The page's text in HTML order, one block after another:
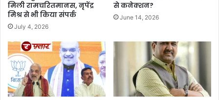
मिली रामचरितमानस, नृपेंद्र
मिश्र से भी किया संपर्क
July 4, 2026
से कनेक्शन?
June 14, 2026